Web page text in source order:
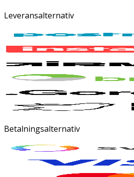
Leveransalternativ
Betalningsalternativ